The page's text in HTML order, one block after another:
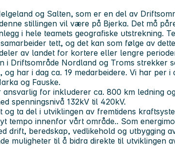
og Salten, som er en del av
stillingen vil være på Bjerka. Det må
i hele teamets geografiske utstrekning.
tett, og det kan som følge av
av landet for kortere eller lengre
i Driftsområde Nordland og Troms strekker
har i dag ca. 19 medarbeidere. Vi har per i
og Fauske.
ansvarlig for inkluderer ca. 800 km ledning
spenningsnivå 132kV til 420kV.
og ta del i utviklingen av fremtidens
tempo innenfor vårt område.. Som
drift, beredskap, vedlikehold og utbygging
muligheter til å bidra direkte til utviklingen